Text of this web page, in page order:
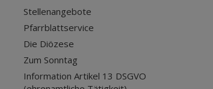
Stellenangebote
Pfarrblattservice
Die Diözese
Zum Sonntag
Information Artikel 13 DSGVO